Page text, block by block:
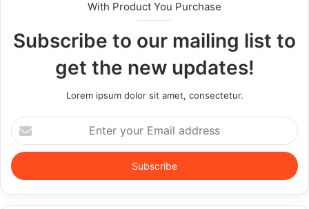
With Product You Purchase
Subscribe to our mailing list to
get the new updates!
Lorem ipsum dolor sit amet, consectetur.
Enter
your
Email
address